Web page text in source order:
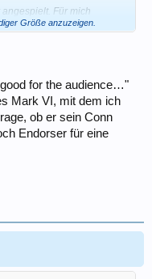
Für mich
MICH begeistert hat.
der Ergonomie besser
Größe anzuzeigen.
for the audience…"
Mark VI, mit dem ich
ob er sein Conn
Endorser für eine